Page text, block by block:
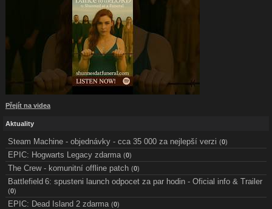
Screenshoty z české verze hry:
Přejít na videa
Aktuality
Steam Machine - objednávky - cca 35 000 za nejlepší verzi (0)
EPIC: Hogwarts Legacy zdarma (0)
The Crew - komunitní offline patch (0)
Battlefield 6: spusteni launch odpocet za par hodin - Oficial info & Trailer
(0)
EPIC: Dead Island 2 zdarma (0)